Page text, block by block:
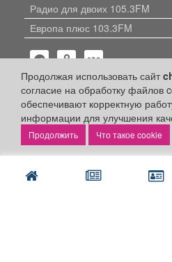
Продолжая использовать сайт
согласие на обработку файлов
обеспечивают корректную
информации для улучшения
Что такое cookie
Радио для двоих 105.3FM
Европа плюс 103.3FM
Политика конфиденциальности
Публикации с пометкой «Реклама»,
«Партнёрский проект» оплачены
Редакция сайта не несет
информации, содержащейся в